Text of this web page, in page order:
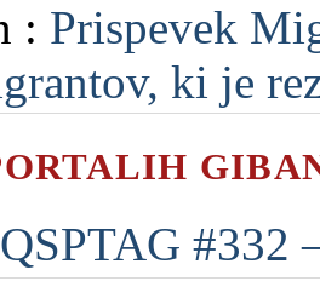
: Prispevek
ki je
QSPTAG